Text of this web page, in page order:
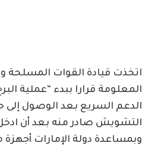
اتخذت قيادة القوات المسلحة
المعلومة قرارا ببدء “عملية
الدعم السريع بعد الوصول
التشويش صادر منه بعد أن
وبمساعدة دولة الإمارات